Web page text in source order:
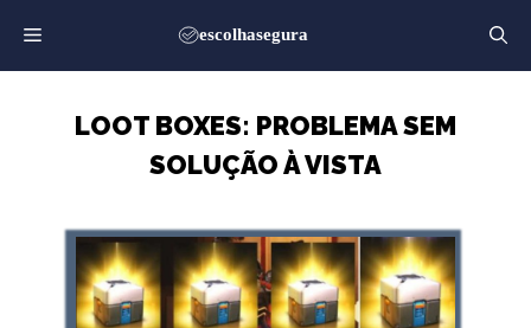
para
o
LOOT BOXES: PROBLEMA SEM
SOLUÇÃO À VISTA